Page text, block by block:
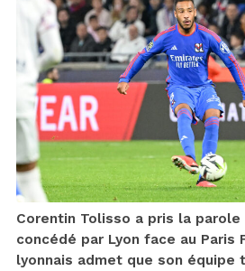
Corentin Tolisso a pris la
concédé par Lyon face au Paris
lyonnais admet que son équipe